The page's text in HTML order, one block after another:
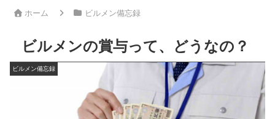
ホーム ビルメン備忘録
ビルメンの賞与って、どうなの？
ビルメン備忘録